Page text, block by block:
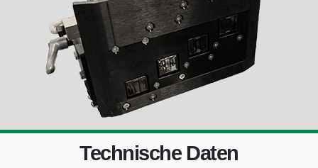
Technische Daten